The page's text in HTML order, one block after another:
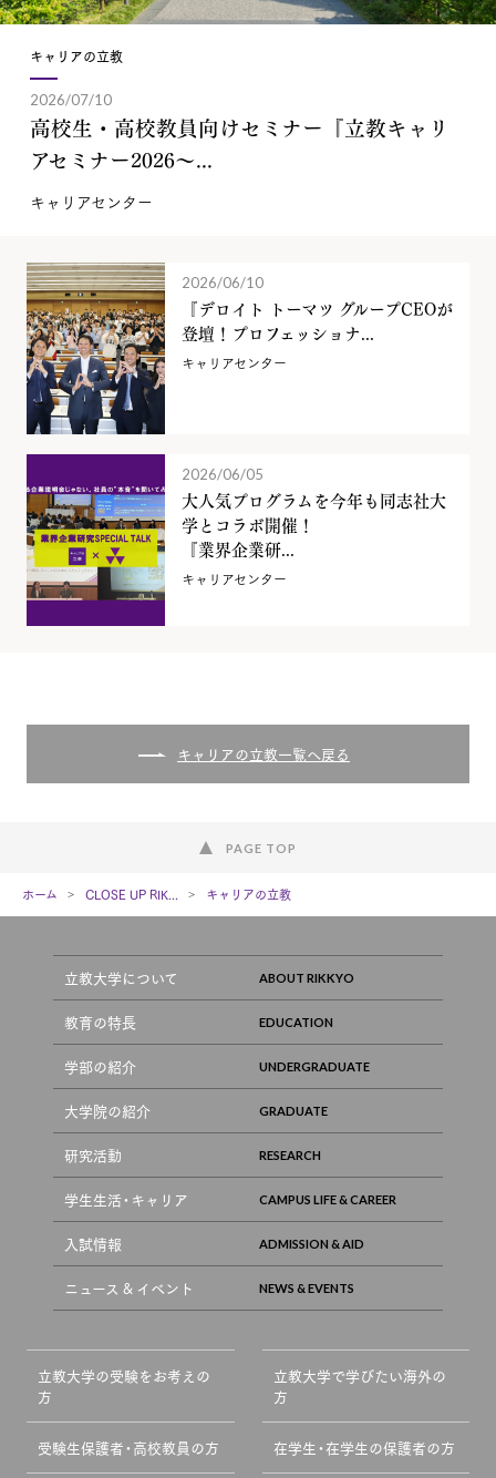
キャリアの立教
2026/07/10
高校生・高校教員向けセミナー『立教キャリ
アセミナー2026～...
キャリアセンター
2026/06/10
『デロイト トーマツ グループCEOが
登壇！プロフェッショナ...
キャリアセンター
2026/06/05
大人気プログラムを今年も同志社大
学とコラボ開催！
『業界企業研...
キャリアセンター
キャリアの立教一覧へ戻る
PAGE TOP
ホーム CLOSE UP RIK... キャリアの立教
立教大学について
教育の特長
学部の紹介
大学院の紹介
研究活動
学生生活・キャリア
入試情報
ニュース & イベント
立教大学の受験をお考えの
方
立教大学で学びたい海外の
方
受験生保護者・高校教員の方 在学生・在学生の保護者の方